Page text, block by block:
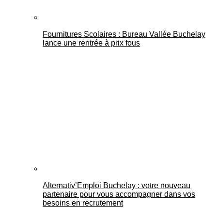
Fournitures Scolaires : Bureau Vallée Buchelay
lance une rentrée à prix fous
Alternativ’Emploi Buchelay : votre nouveau
partenaire pour vous accompagner dans vos
besoins en recrutement